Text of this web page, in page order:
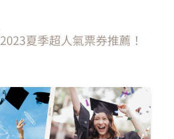
2023夏季超人氣票券推薦！